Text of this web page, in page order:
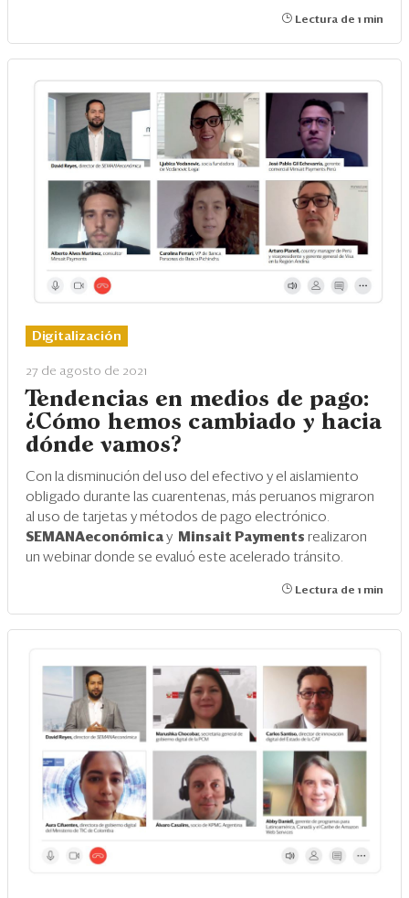
Lectura de 1 min
Digitalización
27 de agosto de 2021
Tendencias en medios de pago:
¿Cómo hemos cambiado y hacia
dónde vamos?
Con la disminución del uso del efectivo y el aislamiento
obligado durante las cuarentenas, más peruanos migraron
al uso de tarjetas y métodos de pago electrónico.
SEMANAeconómica y Minsait Payments realizaron
un webinar donde se evaluó este acelerado tránsito.
Lectura de 1 min